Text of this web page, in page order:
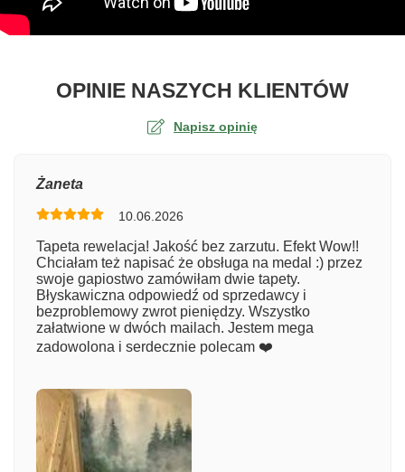
OPINIE NASZYCH KLIENTÓWO
Napisz opinię
Numer zamówienia
Imię
Żaneta
10.06.2026
Tapeta rewelacja! Jakość bez zarzutu. Efekt Wow!!
Chciałam też napisać że obsługa na medal :) przez
swoje gapiostwo zamówiłam dwie tapety.
Błyskawiczna odpowiedź od sprzedawcy i
bezproblemowy zwrot pieniędzy. Wszystko
załatwione w dwóch mailach. Jestem mega
zadowolona i serdecznie polecam ❤️